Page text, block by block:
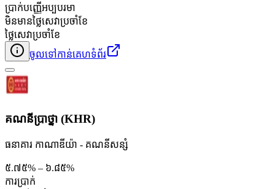
ប្រាក់បញ្ញើអប្បបរមា
មិនមានថ្លៃសេវាប្រចាំខែ
ថ្លៃសេវាប្រចាំខែ
ចូលទៅកាន់គេហទំព័រ
គណនីប្រាថ្នា (KHR)
ធនាគារ កាណាឌីយ៉ា - គណនី​សន្សំ
៥.៧៥% – ៦.៨៥%
ការប្រាក់